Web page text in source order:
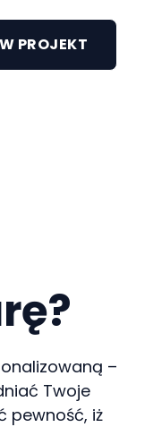
PROJEKT
–
Twoje
pewność, iż